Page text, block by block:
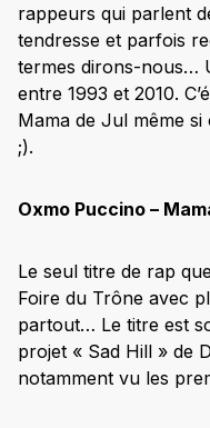
rappeurs qui parlent
tendresse et parfois
termes dirons-nous…
entre 1993 et 2010.
Mama de Jul même si
;).
Oxmo Puccino –
Le seul titre de rap
Foire du Trône avec
partout… Le titre est
projet « Sad Hill » de
notamment vu les